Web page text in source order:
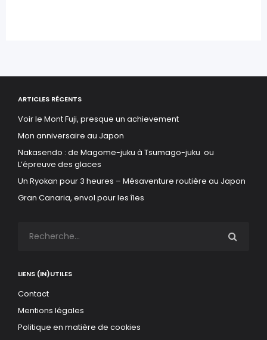
ARTICLES RÉCENTS
Voir le Mont Fuji, presque un achievement
Mon anniversaire au Japon
Nakasendo : de Magome-juku à Tsumago-juku ou
L’épreuve des glaces
Un Ryokan pour 3 heures – Mésaventure routière au Japon
Gran Canaria, envol pour les îles
LIENS (IN)UTILES
Contact
Mentions légales
Politique en matière de cookies